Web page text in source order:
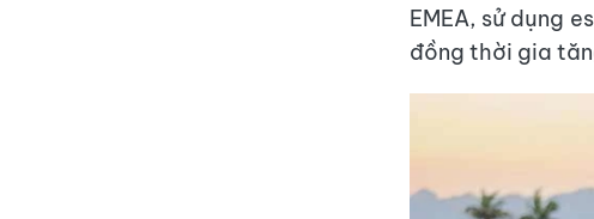
EMEA, sử dụng
đồng thời gia